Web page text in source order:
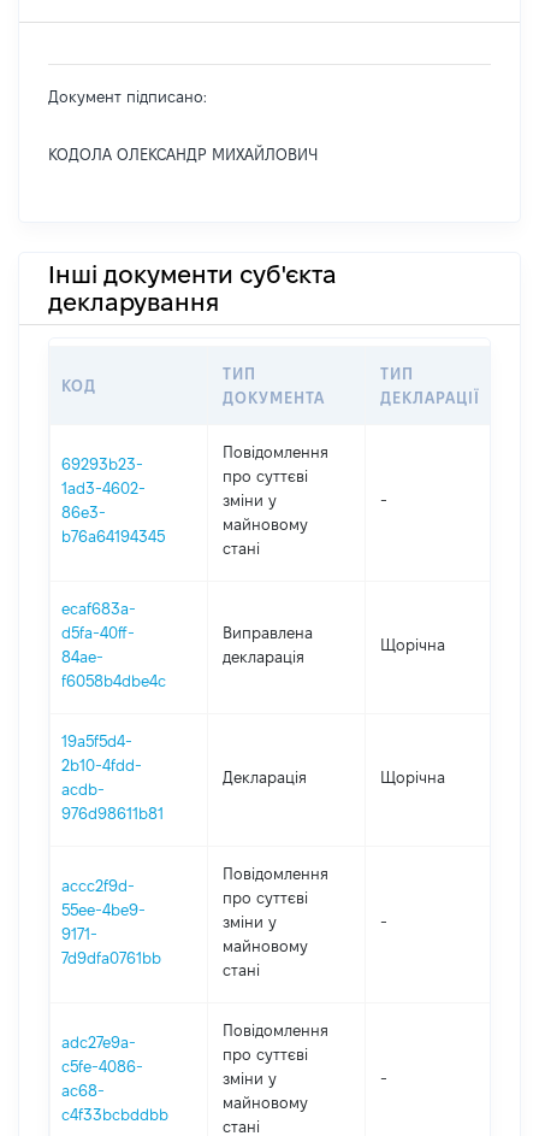
Документ підписано:
КОДОЛА ОЛЕКСАНДР МИХАЙЛОВИЧ
Інші документи суб'єкта
декларування
КОД
ТИП
ДОКУМЕНТА
ТИП
ДЕКЛАРАЦІЇ
69293b23-
1ad3-4602-
86e3-
b76a64194345
Повідомлення
про суттєві
зміни y
майновому
стані
-
ecaf683a-
d5fa-40ff-
84ae-
f6058b4dbe4c
Виправлена
декларація
Щорічна
19a5f5d4-
2b10-4fdd-
acdb-
976d98611b81
Декларація Щорічна
accc2f9d-
55ee-4be9-
9171-
7d9dfa0761bb
Повідомлення
про суттєві
зміни y
майновому
стані
-
adc27e9a-
c5fe-4086-
ac68-
c4f33bcbddbb
Повідомлення
про суттєві
зміни y
майновому
стані
-